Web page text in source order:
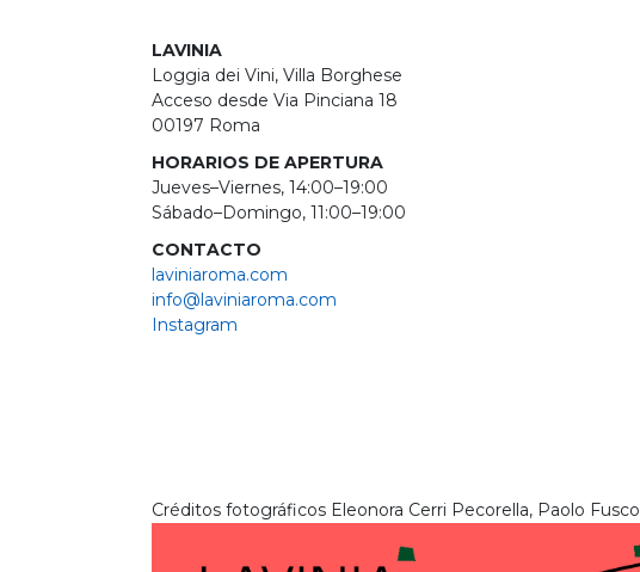
LAVINIA
Loggia dei Vini, Villa Borghese
Acceso desde Via Pinciana 18
00197 Roma
HORARIOS DE APERTURA
Jueves–Viernes, 14:00–19:00
Sábado–Domingo, 11:00–19:00
CONTACTO
laviniaroma.com
info@laviniaroma.com
Instagram
Créditos fotográficos Eleonora Cerri Pecorella, Paolo Fusco